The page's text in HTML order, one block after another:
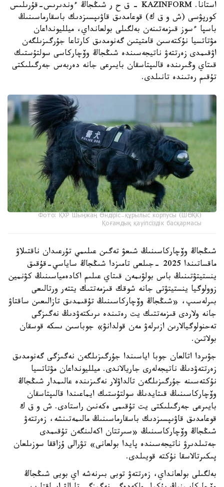
استانا. KAZINFORM – ق ح ر شىڭجاڭ ءوندىرىس-قۇرىلىس
كورپۋسى (ش و ق ك) قوعامدىق قاۋىپسىزدىك باسقارماسىنىڭ
باسپا ءسوز قىزمەتىنەن بەلگىلى بولعانداي، ميلليونداعان
مۋتاتسيا نۇكتەسىن قامتيتىن گەنومدىق كارتاعا جۇرگىزىلگەن
اۋقىمدى زەرتتەۋ ناتيجەسىندە شىڭجاڭ وۆچاركاسى سولتۇستىك
قىتاي وڭىرىندە قالىپتاسقان بايىرعى جانە دەربەس جەرگىلىكتى
تۇقىم رەتىندە تانىلدى.
Фото: ҚХР Шыңжаң Өндіріс-құрылыс корпусы (ШӨҚК)
Қоғамдық қауіпсіздік басқармасы
شىڭجاڭ وۆچاركاسىنىڭ شىعۋ تەگىن عىلىمي تۇرعىدان ناقتىلاۋ
ماقساتىندا 2025 -جىلعى تامىزدا شىڭجاڭ ساياسي-قۇقىق
ينستيتۋتىنىڭ باس بولۋىمەن قىتاي عىلىم اكادەمياسىنىڭ كۋنمين
زوولوگيا ينستيتۋتى جانە شوقك قىزمەتتىك يتتەر ورتالىعى
بىرلەسىپ، «شىڭجاڭ وۆچاركاسىنىڭ تۇقىمدىق تازالىعىن ساقتاۋ
جانە ولاردى قىزمەتتىك يت رەتىندە ىرىكتەۋدىڭ نەگىزگى
تەحنولوگيالارىن ازىرلەۋ مەن قولدانۋ» جوباسىن ىسكە قوسقان
بولاتىن.
جۋىردا اتالعان جوبا اياسىندا جۇرگىزىلگەن نەگىزگى گەنومدىق
زەرتتەۋدىڭ ناتيجەلەرى جاريالاندى. ميلليونداعان مۋتاتسيا
نۇكتەسىنە جۇرگىزىلگەن تالداۋلار نەگىزىندە عالىمدار شىڭجاڭ
وۆچاركاسىنىڭ قىتايدىڭ سولتۇستىك ايماعىندا قالىپتاسقان
بايىرعى جەرگىلىكتى يت تۇقىمى ەكەنىن راستادى. ش و ق ك
قوعامدىق قاۋىپسىزدىك باسقارماسىنىڭ مالىمەتىنشە، زەرتتەۋ
شىڭجاڭ وۆچاركاسىنىڭ «سىرتتان اكەلىنگەن تۇقىمدى
جەتىلدىرۋ ناتيجەسىندە پايدا بولعانى» تۋرالى ۇزاققا سوزىلعان
پىكىرتالاسقا نۇكتە قويىلدى.
بەلگىلى بولعانداي، زەرتتەۋ توبى بىرنەشە اي بويى شىڭجاڭ